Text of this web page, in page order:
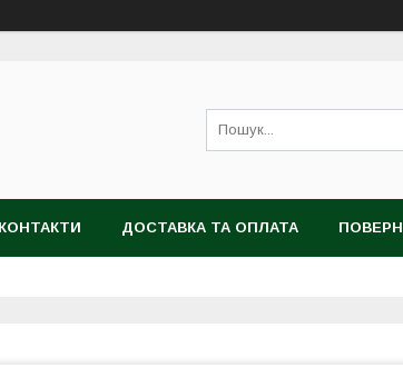
КОНТАКТИ ДОСТАВКА ТА ОПЛАТА